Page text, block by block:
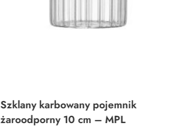
Szklany karbowany pojemnik
żaroodporny 10 cm – MPL